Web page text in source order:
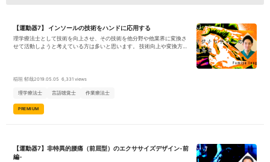
【運動器7】 インソールの技術をハンドに応用する
理学療法士として技術を向上させ、その技術を他分野や他業界に変換さ
せて活動しようと考えている方は多いと思います。 技術向上や変換方法
ていただきます。
稲垣 郁哉2019.05.05 6,331 views
理学療法士 言語聴覚士 作業療法士
PREMIUM
【運動器7】非特異的腰痛（前屈型）のエクササイズデザイン-前
編-